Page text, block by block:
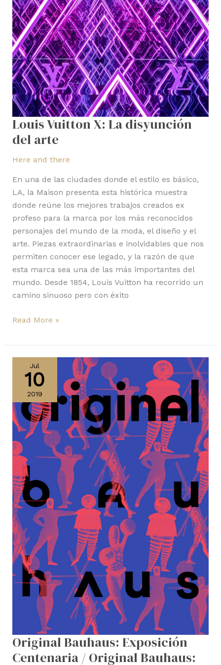
Louis Vuitton X: La disyunción
del arte
Here and there
En una de las ciudades donde el estilo es básico,
LA, la Maison presenta esta histórica muestra
donde reúne los mejores trabajos creados ex
profeso para la marca por los más reconocidos
personajes del mundo de la moda, el diseño y el
arte. Piezas extraordinarias e inolvidables que nos
permiten conocer ese legado, y la razón de que
esta marca sea una de las más importantes del
mundo. Desde 1854, Louis Vuitton ha recorrido un
camino sinuoso pero con éxito
Read More »
Jul
10
2019
Original Bauhaus: Exposición
Centenaria / Original Bauhaus:
Bauhaus:
Exposición
Centenaria
/
Original
Bauhaus:
The
centenary
exhibition